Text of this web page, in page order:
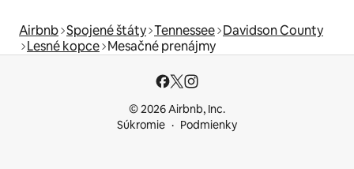
Airbnb Spojené štáty Tennessee Davidson County
Lesné kopce Mesačné prenájmy
© 2026 Airbnb, Inc.
Súkromie
Podmienky